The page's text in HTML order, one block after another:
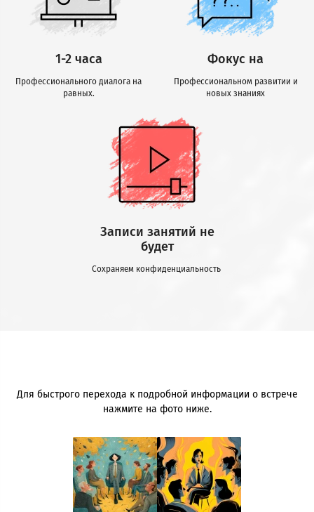
1-2 часа
Профессионального диалога на
равных.
Фокус на
Профессиональном развитии и
новых знаниях
Записи занятий не
будет
Сохраняем конфиденциальность
Для быстрого перехода к подробной информации о встрече
нажмите на фото ниже.